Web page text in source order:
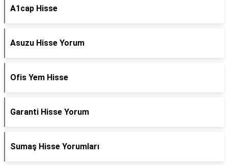
A1cap Hisse
Asuzu Hisse Yorum
Ofis Yem Hisse
Garanti Hisse Yorum
Sumaş Hisse Yorumları